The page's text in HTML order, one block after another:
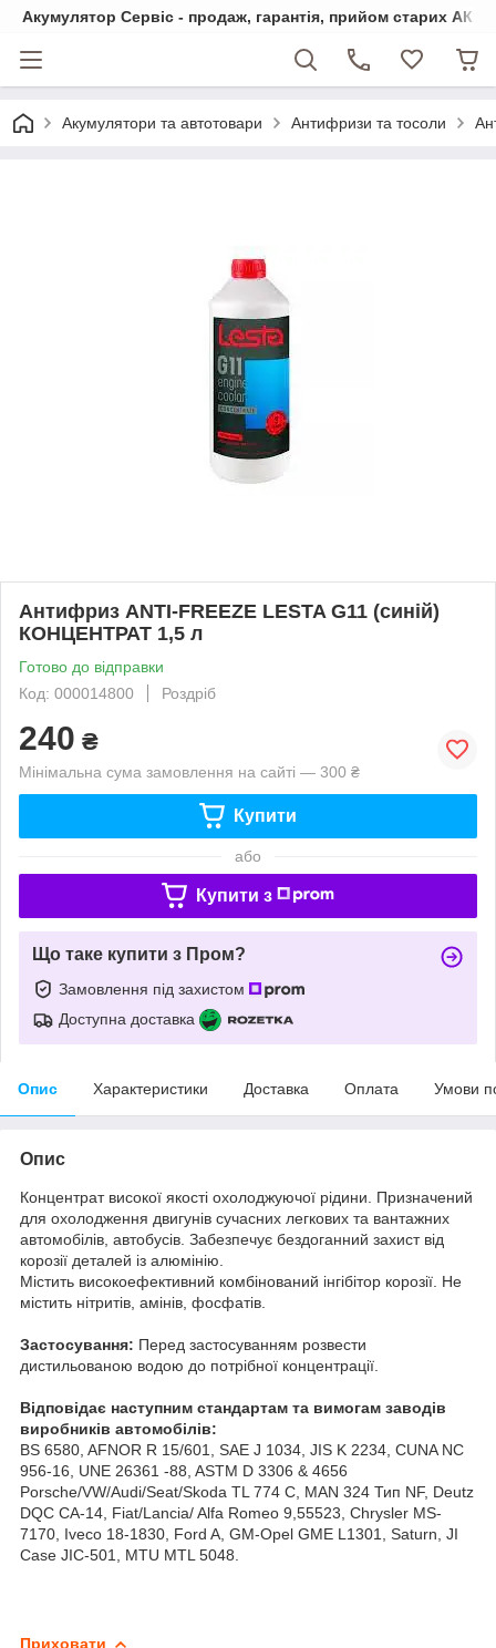
Акумулятор Сервіс - продаж, гарантія, прийом старих АКБ
Акумулятори та автотовари Антифризи та тосоли
Антифриз ANTI-FREEZE LESTA G11 (синій)
КОНЦЕНТРАТ 1,5 л
Готово до відправки
Код: 000014800
Роздріб
240 ₴
Мінімальна сума замовлення на сайті — 300 ₴
Купити
або
Купити з
Що таке купити з Пром?
Замовлення під захистом
Доступна доставка
Опис Характеристики Доставка Оплата Умови
Опис
Концентрат високої якості охолоджуючої рідини. Призначений
для охолодження двигунів сучасних легкових та вантажних
автомобілів, автобусів. Забезпечує бездоганний захист від
корозії деталей із алюмінію.
Містить високоефективний комбінований інгібітор корозії. Не
містить нітритів, амінів, фосфатів.
Застосування: Перед застосуванням розвести
дистильованою водою до потрібної концентрації.
Відповідає наступним стандартам та вимогам заводів
виробників автомобілів:
BS 6580, AFNOR R 15/601, SAE J 1034, JIS K 2234, CUNA NC
956-16, UNE 26361 -88, ASTM D 3306 & 4656
Porsche/VW/Audi/Seat/Skoda TL 774 C, MAN 324 Тип NF, Deutz
DQC CA-14, Fiat/Lancia/ Alfa Romeo 9,55523, Chrysler MS-
7170, Iveco 18-1830, Ford A, GM-Opel GME L1301, Saturn, JI
Case JIC-501, MTU MTL 5048.
Приховати